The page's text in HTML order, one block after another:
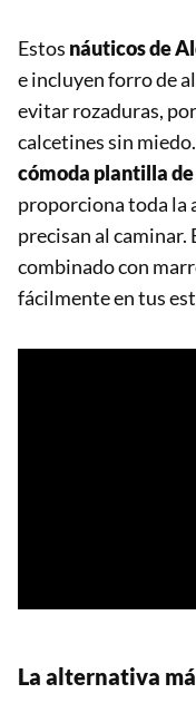
Estos náuticos de
e incluyen forro de
evitar rozaduras,
calcetines sin
cómoda plantilla
proporciona toda la
precisan al caminar.
combinado con
fácilmente en tus
La alternativa